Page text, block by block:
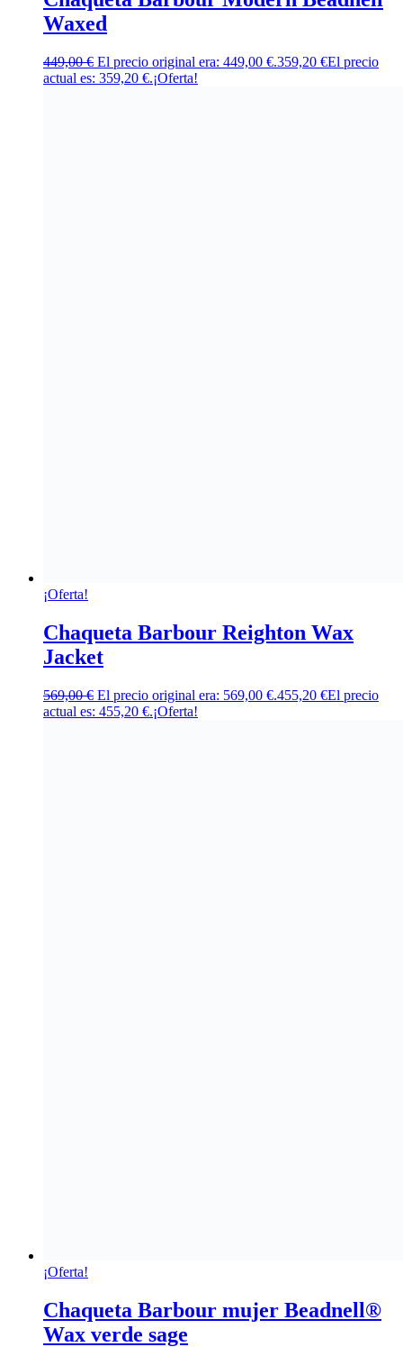
Waxed
449,00€ El precio original era: 449,00 €.359,20 €El precio
actual es: 359,20 €.¡Oferta!
¡Oferta!
Chaqueta Barbour Reighton Wax
Jacket
569,00€ El precio original era: 569,00 €.455,20 €El precio
actual es: 455,20 €.¡Oferta!
¡Oferta!
Chaqueta Barbour mujer Beadnell®
Wax verde sage